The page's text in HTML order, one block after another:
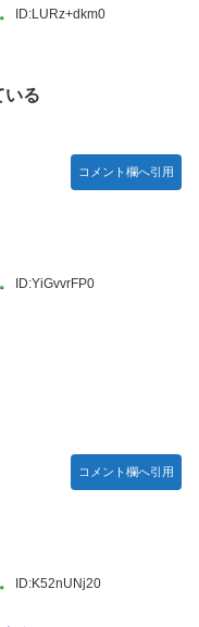
ID:LURz+dkm0
いる
コメント欄へ引用
ID:YiGvvrFP0
コメント欄へ引用
ID:K52nUNj20